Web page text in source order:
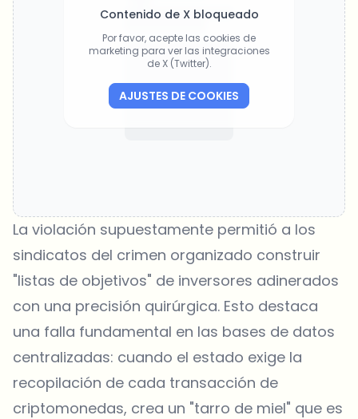
Contenido de X bloqueado
Por favor, acepte las cookies de
marketing para ver las integraciones
de X (Twitter).
AJUSTES DE COOKIES
La violación supuestamente permitió a los
sindicatos del crimen organizado construir
"listas de objetivos" de inversores adinerados
con una precisión quirúrgica. Esto destaca
una falla fundamental en las bases de datos
centralizadas: cuando el estado exige la
recopilación de cada transacción de
criptomonedas, crea un "tarro de miel" que es